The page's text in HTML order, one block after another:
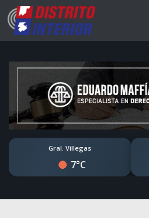
Gral. Villegas
7°C